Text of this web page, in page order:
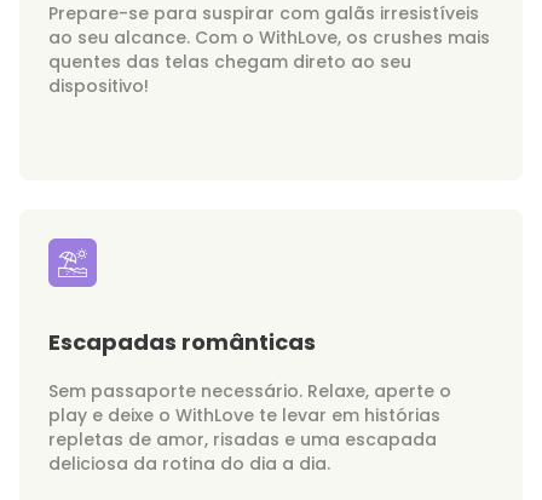
Prepare-se para suspirar com galãs irresistíveis
ao seu alcance. Com o WithLove, os crushes mais
quentes das telas chegam direto ao seu
dispositivo!
Escapadas românticas
Sem passaporte necessário. Relaxe, aperte o
play e deixe o WithLove te levar em histórias
repletas de amor, risadas e uma escapada
deliciosa da rotina do dia a dia.